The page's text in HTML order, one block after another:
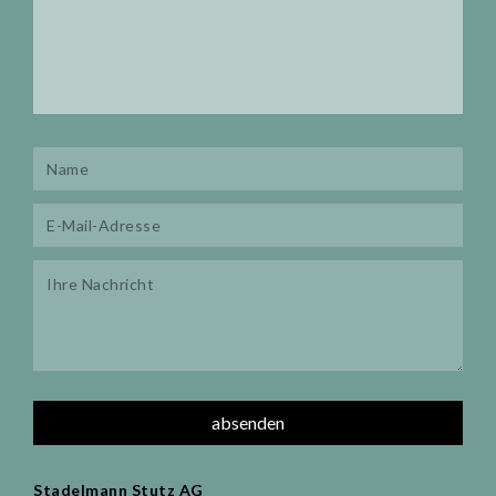
Stadelmann Stutz AG